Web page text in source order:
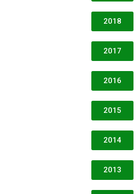
2018
2017
2016
2015
2014
2013